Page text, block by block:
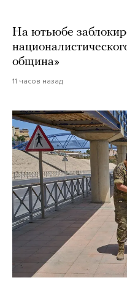
На ютьюбе
община»
11 часов назад